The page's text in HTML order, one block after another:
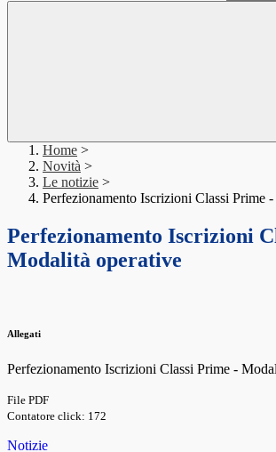
Home >
Novità >
Le notizie >
Perfezionamento Iscrizioni Classi Prime
Perfezionamento Iscrizioni
Modalità operative
Allegati
Perfezionamento Iscrizioni Classi Prime -
File PDF
Contatore click: 172
Notizie